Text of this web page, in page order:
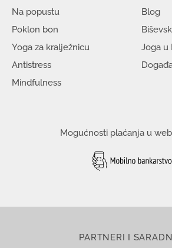
Na popustu
Poklon bon
Yoga za kralježnicu
Antistress
Mindfulness
Blog
Joga u
Mogućnosti plaćanja u
PARTNERI I